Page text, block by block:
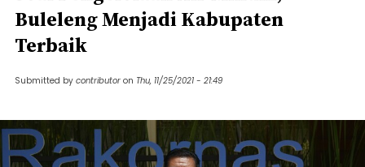
Buleleng Menjadi Kabupaten
Terbaik
Submitted by contributor on Thu, 11/25/2021 - 21:49